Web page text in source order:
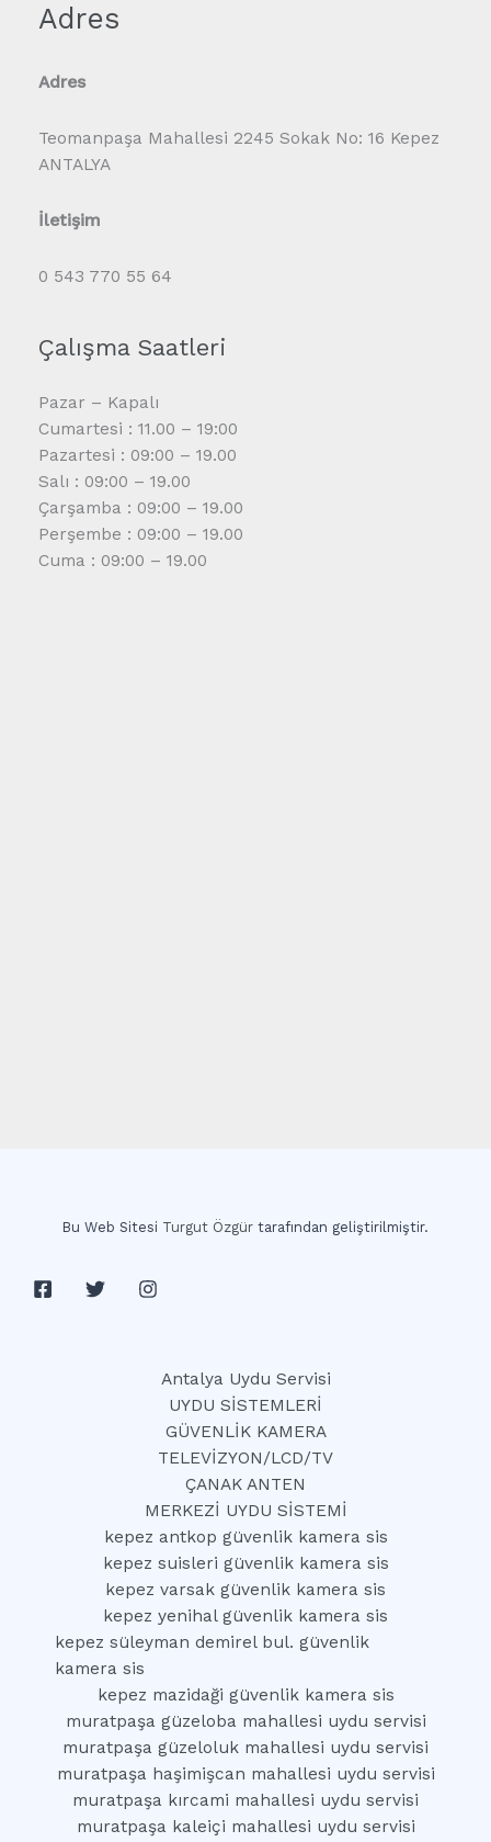
Adres
Adres
Teomanpaşa Mahallesi 2245 Sokak No: 16 Kepez
ANTALYA
İletişim
0 543 770 55 64
Çalışma Saatleri
Pazar – Kapalı
Cumartesi : 11.00 – 19:00
Pazartesi : 09:00 – 19.00
Salı : 09:00 – 19.00
Çarşamba : 09:00 – 19.00
Perşembe : 09:00 – 19.00
Cuma : 09:00 – 19.00
Bu Web Sitesi Turgut Özgür tarafından geliştirilmiştir.
Antalya Uydu Servisi
UYDU SİSTEMLERİ
GÜVENLİK KAMERA
TELEVİZYON/LCD/TV
ÇANAK ANTEN
MERKEZİ UYDU SİSTEMİ
kepez antkop güvenlik kamera sis
kepez suisleri güvenlik kamera sis
kepez varsak güvenlik kamera sis
kepez yenihal güvenlik kamera sis
kepez süleyman demirel bul. güvenlik
kamera sis
kepez mazidaği güvenlik kamera sis
muratpaşa güzeloba mahallesi uydu servisi
muratpaşa güzeloluk mahallesi uydu servisi
muratpaşa haşimişcan mahallesi uydu servisi
muratpaşa kırcami mahallesi uydu servisi
muratpaşa kaleiçi mahallesi uydu servisi